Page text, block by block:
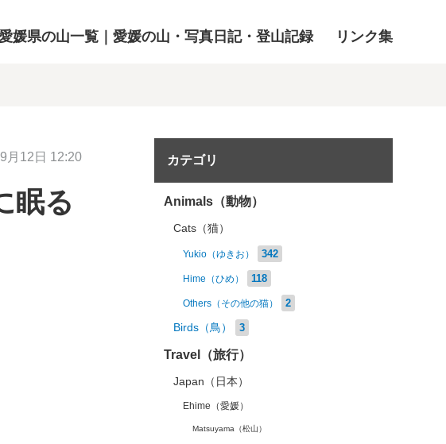
媛県の山一覧｜愛媛の山・写真日記・登山記録 リンク集
月12日 12:20
眠る
カテゴリ
Animals（動物）
Cats（猫）
Yukio（ゆきお） 342
Hime（ひめ） 118
Others（その他の猫） 2
Birds（鳥） 3
Travel（旅行）
Japan（日本）
Ehime（愛媛）
Matsuyama（松山）